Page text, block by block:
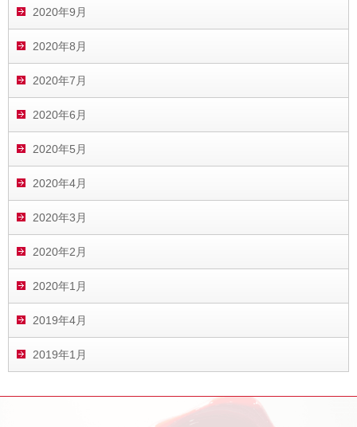
2020年9月
2020年8月
2020年7月
2020年6月
2020年5月
2020年4月
2020年3月
2020年2月
2020年1月
2019年4月
2019年1月